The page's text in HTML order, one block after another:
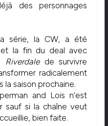
des personnages
série, la CW, a été
la fin du deal avec
Riverdalede survivre
radicalement
la saison prochaine.
and Lois n’est
sauf si la chaîne veut
bien faite.